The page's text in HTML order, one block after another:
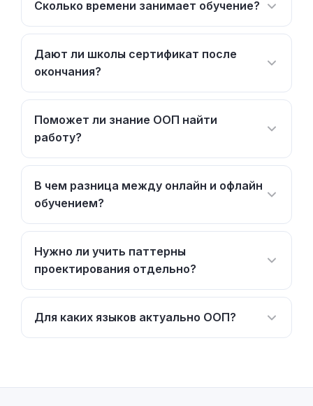
Сколько времени занимает обучение?
Дают ли школы сертификат после
окончания?
Поможет ли знание ООП найти
работу?
В чем разница между онлайн и офлайн
обучением?
Нужно ли учить паттерны
проектирования отдельно?
Для каких языков актуально ООП?